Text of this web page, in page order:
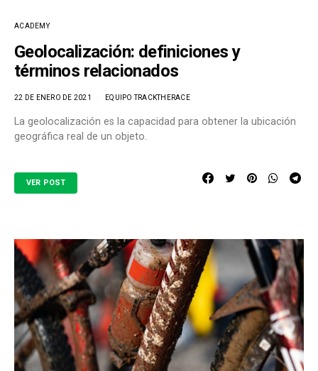
ACADEMY
Geolocalización: definiciones y
términos relacionados
22 DE ENERO DE 2021 EQUIPO TRACKTHERACE
La geolocalización es la capacidad para obtener la ubicación
geográfica real de un objeto.
VER POST